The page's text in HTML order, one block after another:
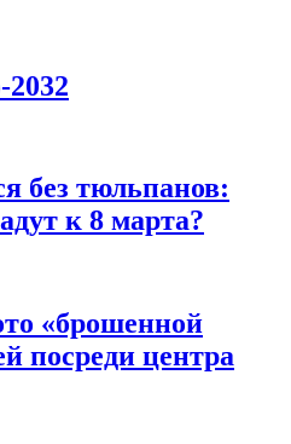
без тюльпанов:
к 8 марта?
«брошенной
посреди центра